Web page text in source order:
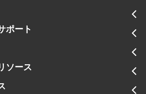
ます。
ジメント製品
ポート
ソース